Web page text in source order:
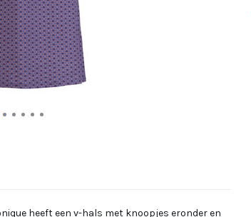
heeft een v-hals met knoopjes eronder en